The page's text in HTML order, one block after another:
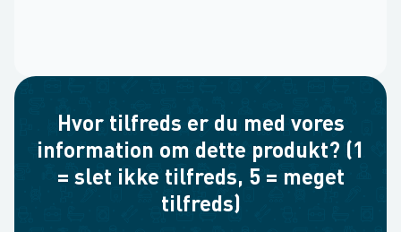
Hvor tilfreds er du med vores
information om dette produkt? (1
= slet ikke tilfreds, 5 = meget
tilfreds)